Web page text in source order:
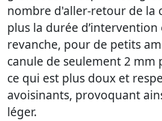
nombre d'aller-retour de la
plus la durée d’intervention
revanche, pour de petits
canule de seulement 2 mm
ce qui est plus doux et
avoisinants, provoquant
léger.